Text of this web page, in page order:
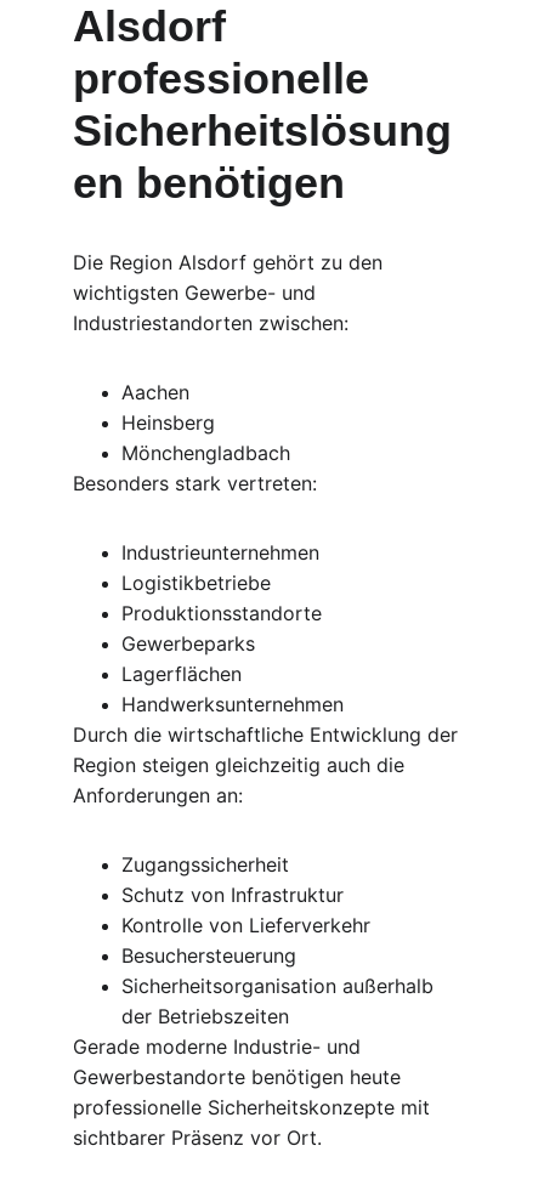
Alsdorf
professionelle
Sicherheitslösung
en benötigen
Die Region Alsdorf gehört zu den
wichtigsten Gewerbe- und
Industriestandorten zwischen:
Aachen
Heinsberg
Mönchengladbach
Besonders stark vertreten:
Industrieunternehmen
Logistikbetriebe
Produktionsstandorte
Gewerbeparks
Lagerflächen
Handwerksunternehmen
Durch die wirtschaftliche Entwicklung der
Region steigen gleichzeitig auch die
Anforderungen an:
Zugangssicherheit
Schutz von Infrastruktur
Kontrolle von Lieferverkehr
Besuchersteuerung
Sicherheitsorganisation außerhalb
der Betriebszeiten
Gerade moderne Industrie- und
Gewerbestandorte benötigen heute
professionelle Sicherheitskonzepte mit
sichtbarer Präsenz vor Ort.